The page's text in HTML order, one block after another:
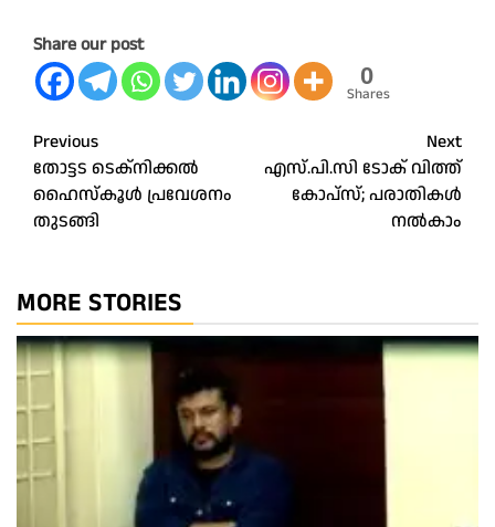
Share our post
0
Shares
Post
navigation
Previous
തോട്ടട ടെക്‌നിക്കല്‍
ഹൈസ്‌കൂള്‍ പ്രവേശനം
തുടങ്ങി
Next
എസ്.പി.സി ടോക് വിത്ത്
കോപ്‌സ്; പരാതികള്‍
നല്‍കാം
MORE STORIES